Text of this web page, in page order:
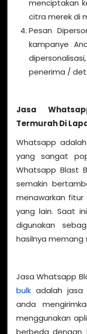
menciptakan
citra merek di
Pesan
kampanye
penerima /
Jasa
Termurah Di
Whatsapp
yang sangat
Whatsapp Blast
semakin
menawarkan fitur
yang lain. Saat
digunakan
hasilnya memang
Jasa Whatsapp
bulk adalah
anda
menggunakan
berbeda dengan